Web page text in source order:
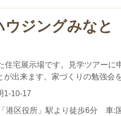
ウジングみなと
住宅展示場です。見学ツアーに
出来ます。家づくりの勉強会
1-10-17
港区役所」駅より徒歩6分 車: